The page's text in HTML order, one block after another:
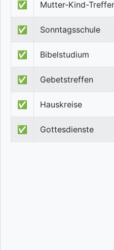
✅ Mutter-Kind-
✅ Sonntagsschule
✅ Bibelstudium
✅ Gebetstreffen
✅ Hauskreise
✅ Gottesdienste